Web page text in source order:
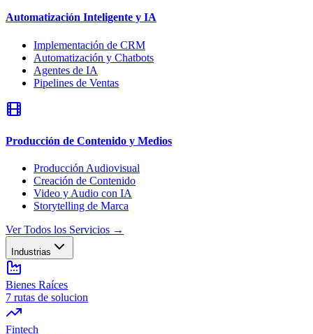
Automatización Inteligente y IA
Implementación de CRM
Automatización y Chatbots
Agentes de IA
Pipelines de Ventas
Producción de Contenido y Medios
Producción Audiovisual
Creación de Contenido
Video y Audio con IA
Storytelling de Marca
Ver Todos los Servicios →
Industrias
Bienes Raíces
7 rutas de solucion
Fintech